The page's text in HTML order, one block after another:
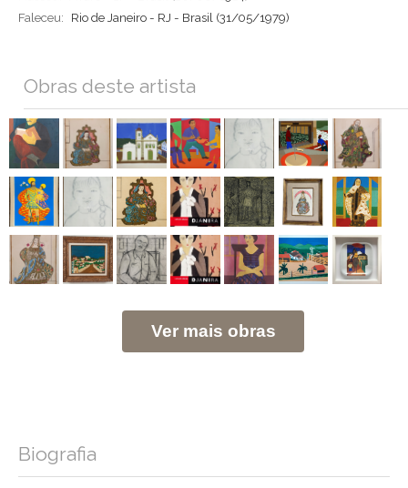
Faleceu:
Rio de Janeiro - RJ - Brasil (31/05/1979)
Obras deste artista
Ver mais obras
Biografia